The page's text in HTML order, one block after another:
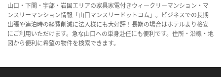
山口・下関・宇部・岩国エリアの家具家電付きウィークリーマンション・マ
ンスリーマンション情報「山口マンスリードットコム」。ビジネスでの長期
出張や連泊時の経費削減に法人様にも大好評！長期の場合はホテルより格安
にご利用いただけます。急な山口への単身赴任にも便利です。住所・沿線・地
図から便利に希望の物件を検索できます。